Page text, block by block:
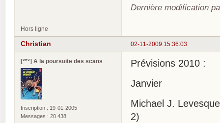
Dernière modification
Hors ligne
02-11-2009 15:36:03
Christian
[°*°] A la poursuite des scans
Inscription : 19-01-2005
Messages : 20 438
Prévisions 2010 :
Janvier
Michael J.
2)